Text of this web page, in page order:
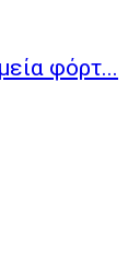
φόρτ...